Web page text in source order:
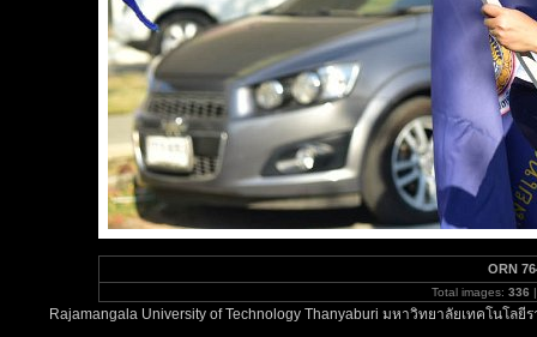
ORN
Total images: 336
Rajamangala University of Technology Thanyaburi มหาวิทยาลัยเทคโนโ